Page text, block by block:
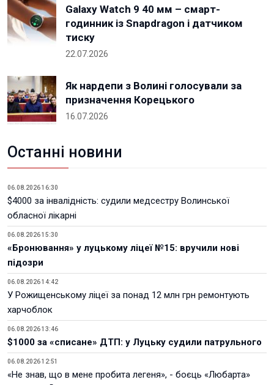
Galaxy Watch 9 40 мм – смарт-
годинник із Snapdragon і датчиком
тиску
22.07.2026
Як нардепи з Волині голосували за
призначення Корецького
16.07.2026
Останні новини
06.08.2026 16:30
$4000 за інвалідність: судили медсестру Волинської
обласної лікарні
06.08.2026 15:30
«Бронювання» у луцькому ліцеї №15: вручили нові
підозри
06.08.2026 14:42
У Рожищенському ліцеї за понад 12 млн грн ремонтують
харчоблок
06.08.2026 13:46
$1000 за «списане» ДТП: у Луцьку судили патрульного
06.08.2026 12:51
«Не знав, що в мене пробита легеня», - боєць «Любарта»